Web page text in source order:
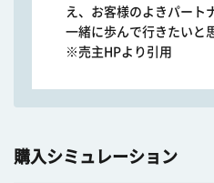
え、お客様のよきパート
一緒に歩んで行きたいと
※売主HPより引用
購入シミュレーション